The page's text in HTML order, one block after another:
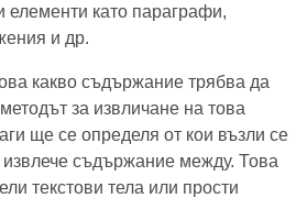
елементи като параграфи,
и др.
какво съдържание трябва да
за извличане на това
ще се определя от кои възли се
извлече съдържание между. Това
текстови тела или прости